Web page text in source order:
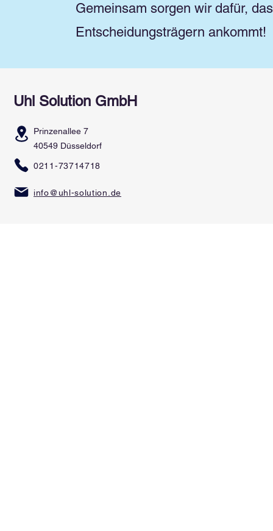
Gemeinsam sorgen wir dafür,
Entscheidungsträgern ankommt!
Uhl Solution GmbH
Prinzenallee 7
40549 Düsseldorf
0211-73714718
info@uhl-solution.de